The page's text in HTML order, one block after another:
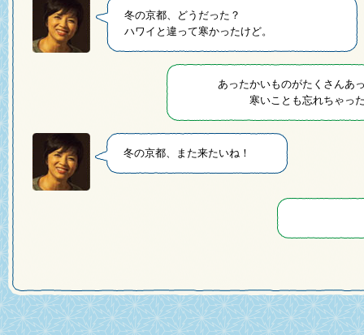
冬の京都、どうだった？
ハワイと違って寒かったけど。
あったかいものがたくさんあ
寒いことも忘れちゃっ
冬の京都、また来たいね！